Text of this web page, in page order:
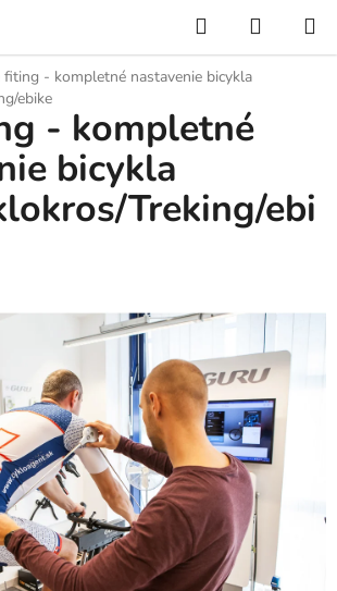
Hľadať
KOŠÍK
fiting - kompletné nastavenie bicykla
ebike
- kompletné
bicykla
Treking/ebi